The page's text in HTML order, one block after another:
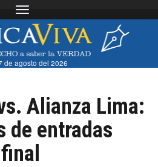
Toggle navigation
de agosto del 2026
Alianza Lima:
de entradas